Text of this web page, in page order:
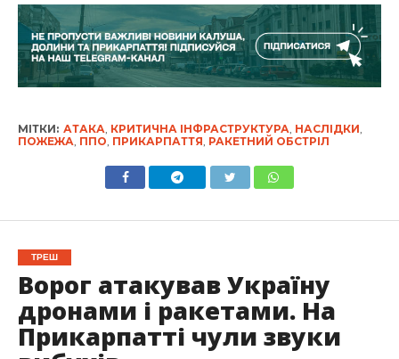
МІТКИ: АТАКА, КРИТИЧНА ІНФРАСТРУКТУРА, НАСЛІДКИ,
ПОЖЕЖА, ППО, ПРИКАРПАТТЯ, РАКЕТНИЙ ОБСТРІЛ
ТРЕШ
Ворог атакував Україну
дронами і ракетами. На
Прикарпатті чули звуки